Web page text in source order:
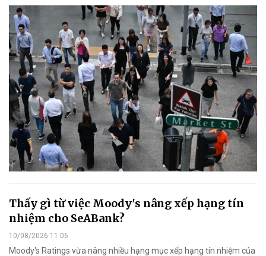
Thấy gì từ việc Moody's nâng xếp hạng tín
nhiệm cho SeABank?
10/08/2026 11:06
Moody's Ratings vừa nâng nhiều hạng mục xếp hạng tín nhiệm của